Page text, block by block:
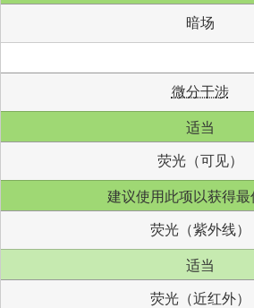
暗场
微分干涉
适当
荧光（可见）
建议使用此项以获得
荧光（紫外线）
适当
荧光（近红外）